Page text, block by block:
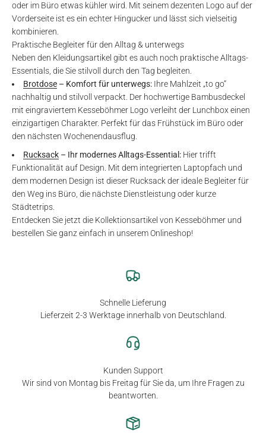
oder im Büro etwas kühler wird. Mit seinem dezenten Logo auf der
Vorderseite ist es ein echter Hingucker und lässt sich vielseitig
kombinieren.
Praktische Begleiter für den Alltag & unterwegs
Neben den Kleidungsartikel gibt es auch noch praktische Alltags-
Essentials, die Sie stilvoll durch den Tag begleiten.
Brotdose – Komfort für unterwegs: Ihre Mahlzeit „to go“
nachhaltig und stilvoll verpackt. Der hochwertige Bambusdeckel
mit eingraviertem Kesseböhmer Logo verleiht der Lunchbox einen
einzigartigen Charakter. Perfekt für das Frühstück im Büro oder
den nächsten Wochenendausflug.
Rucksack – Ihr modernes Alltags-Essential: Hier trifft
Funktionalität auf Design. Mit dem integrierten Laptopfach und
dem modernen Design ist dieser Rucksack der ideale Begleiter für
den Weg ins Büro, die nächste Dienstleistung oder kurze
Städtetrips.
Entdecken Sie jetzt die Kollektionsartikel von Kesseböhmer und
bestellen Sie ganz einfach in unserem Onlineshop!
Schnelle Lieferung
Lieferzeit 2-3 Werktage innerhalb von Deutschland.
Kunden Support
Wir sind von Montag bis Freitag für Sie da, um Ihre Fragen zu
beantworten.